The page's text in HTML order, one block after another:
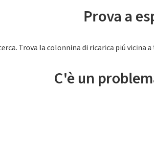
Prova a
Trova la colonnina di ricarica piú vicina
C'è un